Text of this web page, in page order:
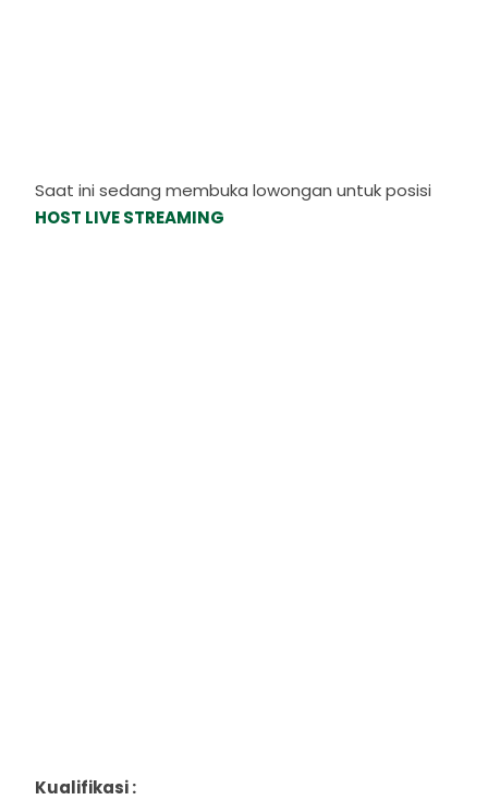
Saat ini sedang membuka lowongan untuk posisi
HOST LIVE STREAMING
Kualifikasi :